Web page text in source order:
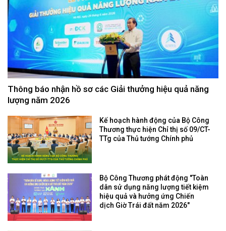
Thông báo nhận hồ sơ các Giải thưởng hiệu quả năng
lượng năm 2026
Kế hoạch hành động của Bộ Công
Thương thực hiện Chỉ thị số 09/CT-
TTg của Thủ tướng Chính phủ
Bộ Công Thương phát động "Toàn
dân sử dụng năng lượng tiết kiệm
hiệu quả và hưởng ứng Chiến
dịch Giờ Trái đất năm 2026"